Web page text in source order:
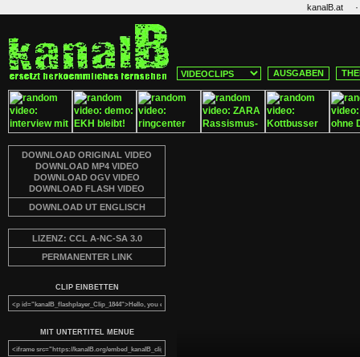
kanalB.at ·
AUSGABEN
DOWNLOAD ORIGINAL VIDEO
DOWNLOAD MP4 VIDEO
DOWNLOAD OGV VIDEO
DOWNLOAD FLASH VIDEO
DOWNLOAD UT ENGLISCH
LIZENZ: CCL A-NC-SA 3.0
PERMANENTER LINK
CLIP EINBETTEN
MIT UNTERTITEL MENUE